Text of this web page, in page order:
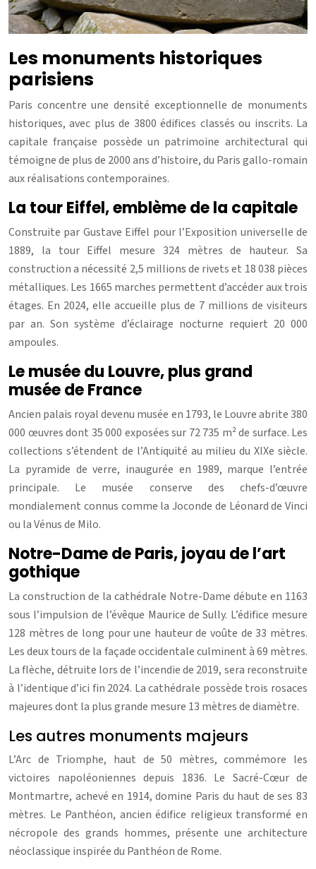
Les monuments historiques
parisiens
Paris concentre une densité exceptionnelle de monuments
historiques, avec plus de 3800 édifices classés ou inscrits. La
capitale française possède un patrimoine architectural qui
témoigne de plus de 2000 ans d’histoire, du Paris gallo-romain
aux réalisations contemporaines.
La tour Eiffel, emblème de la capitale
Construite par Gustave Eiffel pour l’Exposition universelle de
1889, la tour Eiffel mesure 324 mètres de hauteur. Sa
construction a nécessité 2,5 millions de rivets et 18 038 pièces
métalliques. Les 1665 marches permettent d’accéder aux trois
étages. En 2024, elle accueille plus de 7 millions de visiteurs
par an. Son système d’éclairage nocturne requiert 20 000
ampoules.
Le musée du Louvre, plus grand
musée de France
Ancien palais royal devenu musée en 1793, le Louvre abrite 380
000 œuvres dont 35 000 exposées sur 72 735 m² de surface. Les
collections s’étendent de l’Antiquité au milieu du XIXe siècle.
La pyramide de verre, inaugurée en 1989, marque l’entrée
principale. Le musée conserve des chefs-d’œuvre
mondialement connus comme la Joconde de Léonard de Vinci
ou la Vénus de Milo.
Notre-Dame de Paris, joyau de l’art
gothique
La construction de la cathédrale Notre-Dame débute en 1163
sous l’impulsion de l’évêque Maurice de Sully. L’édifice mesure
128 mètres de long pour une hauteur de voûte de 33 mètres.
Les deux tours de la façade occidentale culminent à 69 mètres.
La flèche, détruite lors de l’incendie de 2019, sera reconstruite
à l’identique d’ici fin 2024. La cathédrale possède trois rosaces
majeures dont la plus grande mesure 13 mètres de diamètre.
Les autres monuments majeurs
L’Arc de Triomphe, haut de 50 mètres, commémore les
victoires napoléoniennes depuis 1836. Le Sacré-Cœur de
Montmartre, achevé en 1914, domine Paris du haut de ses 83
mètres. Le Panthéon, ancien édifice religieux transformé en
nécropole des grands hommes, présente une architecture
néoclassique inspirée du Panthéon de Rome.